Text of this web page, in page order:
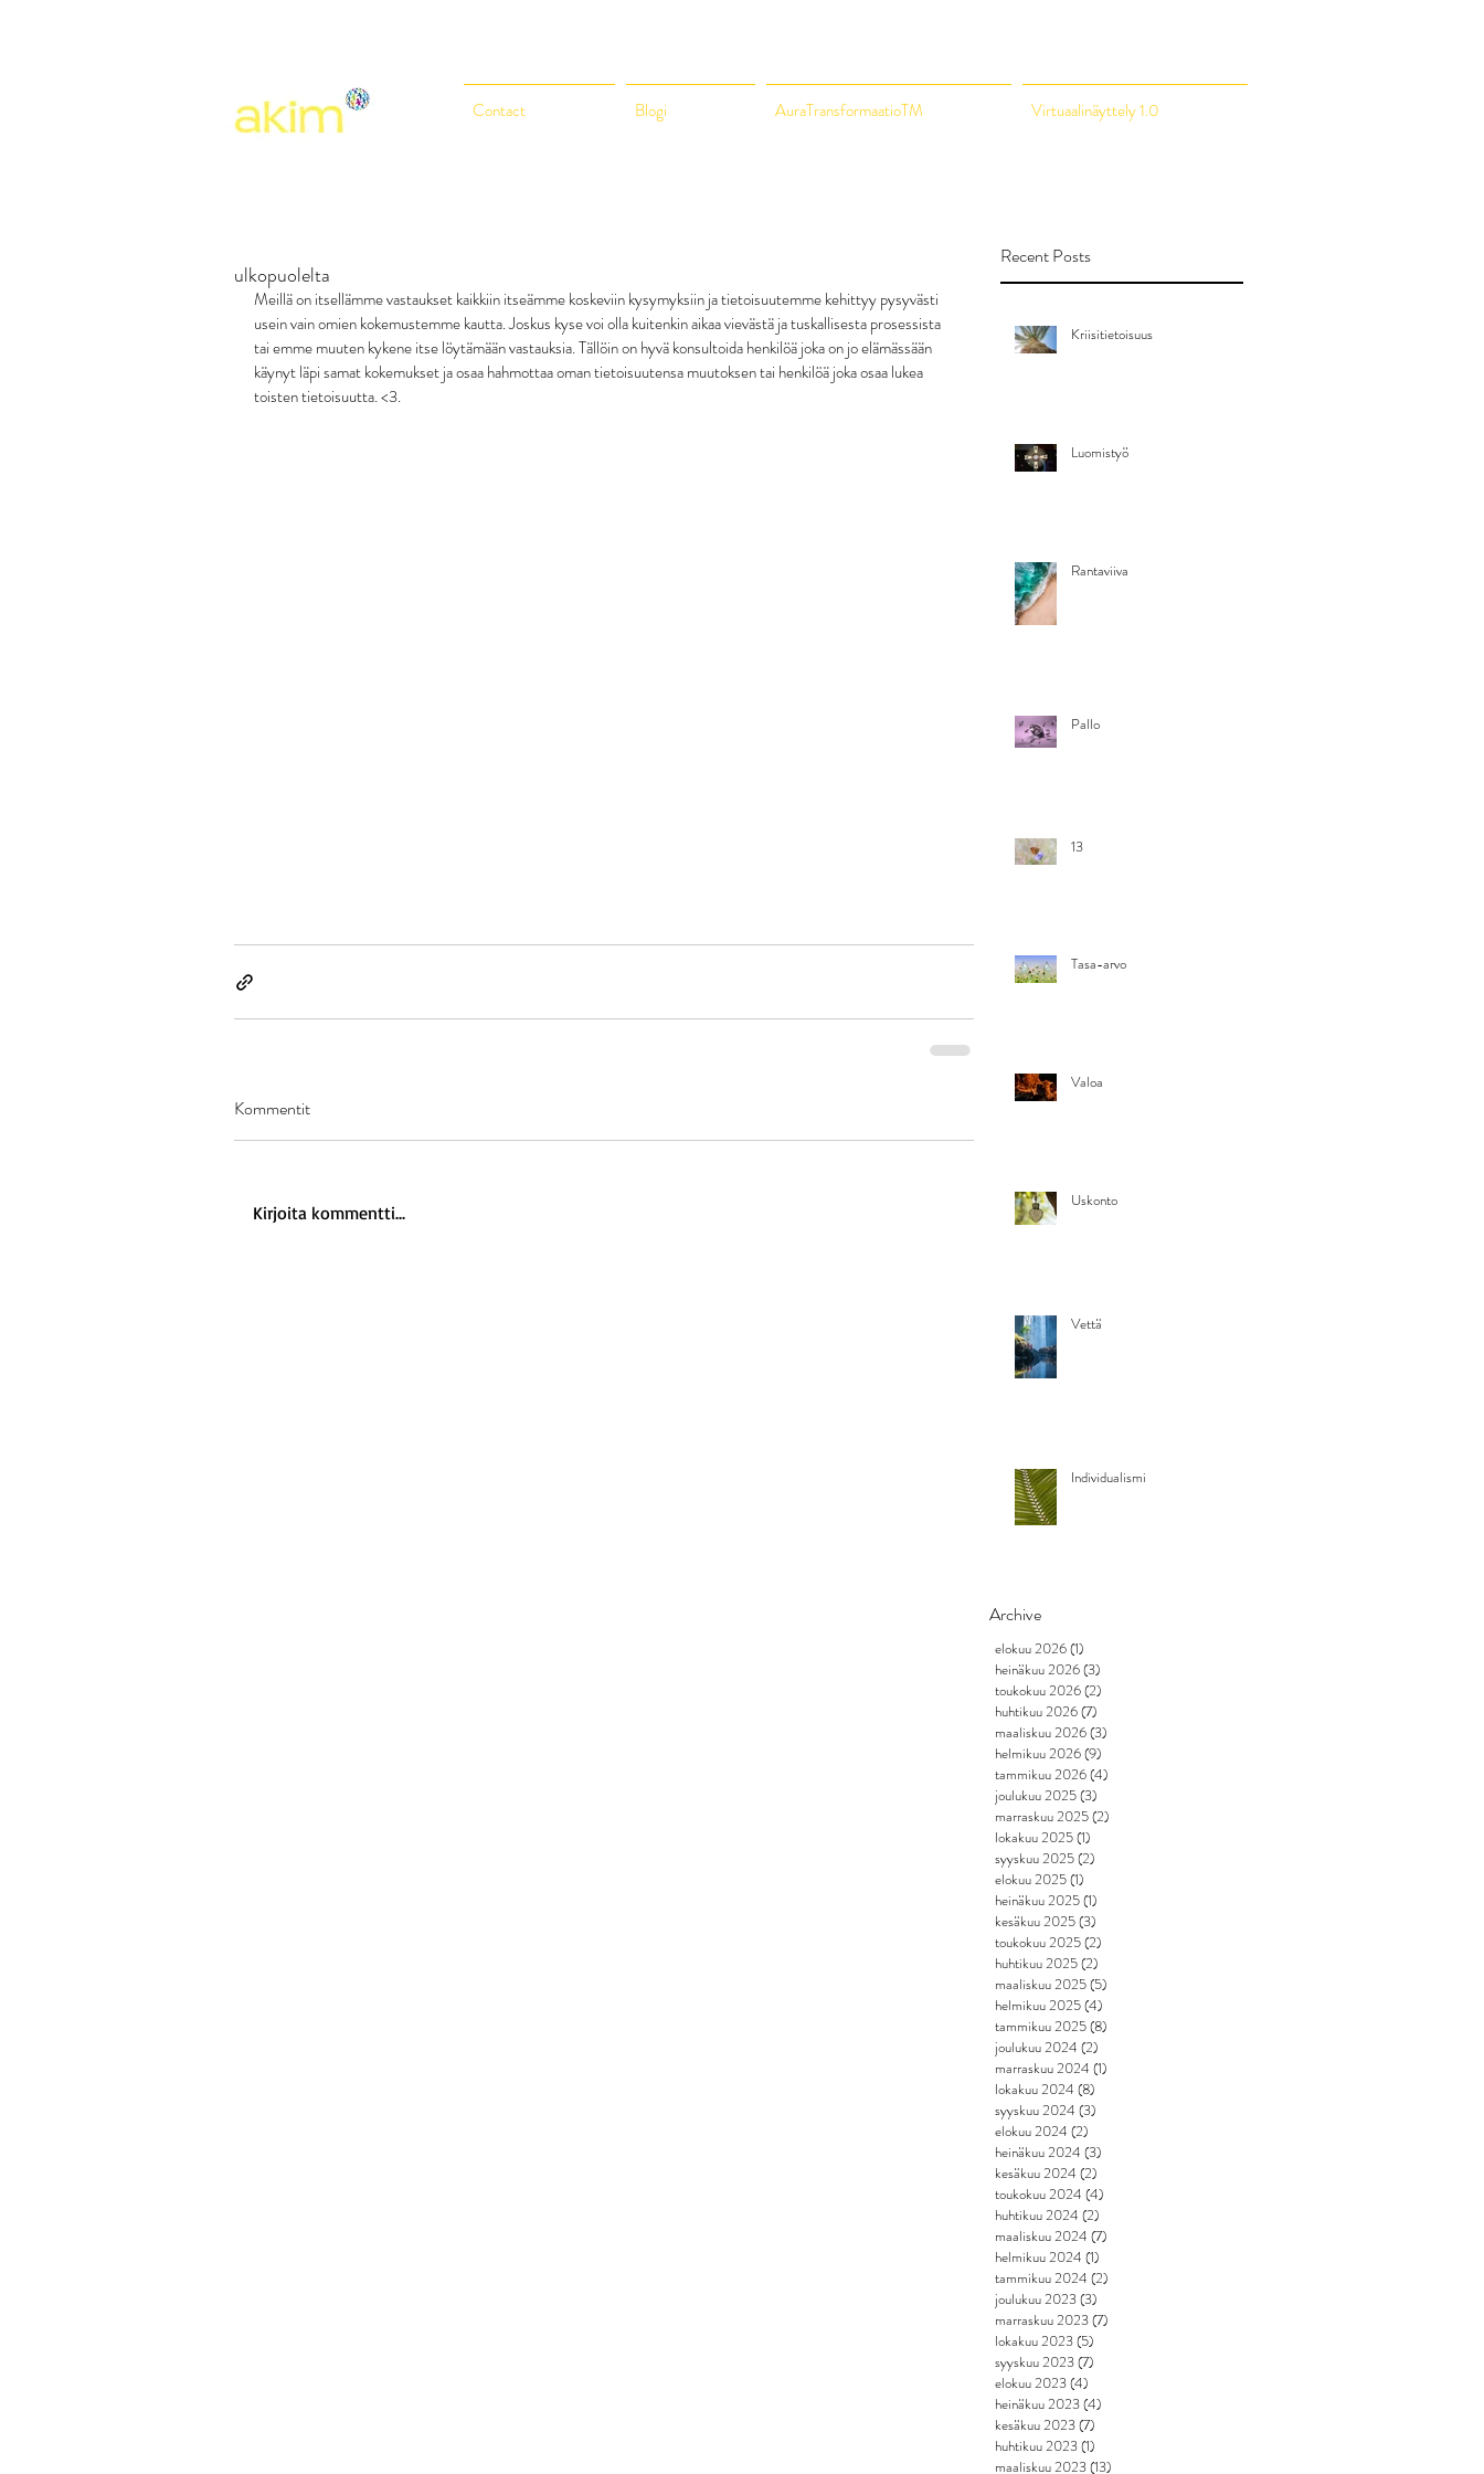
Contact Blogi AuraTransformaatioTM Virtuaalinäyttely 1.0
ulkopuolelta
Meillä on itsellämme vastaukset kaikkiin itseämme koskeviin kysymyksiin ja tietoisuutemme kehittyy pysyvästi
usein vain omien kokemustemme kautta. Joskus kyse voi olla kuitenkin aikaa vievästä ja tuskallisesta prosessista
tai emme muuten kykene itse löytämään vastauksia. Tällöin on hyvä konsultoida henkilöä joka on jo elämässään
käynyt läpi samat kokemukset ja osaa hahmottaa oman tietoisuutensa muutoksen tai henkilöä joka osaa lukea
toisten tietoisuutta. <3.
Kommentit
Kirjoita kommentti...
Recent Posts
Kriisitietoisuus
Luomistyö
Rantaviiva
Pallo
13
Tasa-arvo
Valoa
Uskonto
Vettä
Individualismi
Archive
elokuu 2026(1)
heinäkuu 2026(3)
toukokuu 2026(2)
huhtikuu 2026(7)
maaliskuu 2026(3)
helmikuu 2026(9)
tammikuu 2026(4)
joulukuu 2025(3)
marraskuu 2025(2)
lokakuu 2025(1)
syyskuu 2025(2)
elokuu 2025(1)
heinäkuu 2025(1)
kesäkuu 2025(3)
toukokuu 2025(2)
huhtikuu 2025(2)
maaliskuu 2025(5)
helmikuu 2025(4)
tammikuu 2025(8)
joulukuu 2024 (2)
marraskuu 2024 (1)
lokakuu 2024 (8)
syyskuu 2024 (3)
elokuu 2024 (2)
heinäkuu 2024 (3)
kesäkuu 2024 (2)
toukokuu 2024 (4)
huhtikuu 2024 (2)
maaliskuu 2024 (7)
helmikuu 2024 (1)
tammikuu 2024 (2)
joulukuu 2023(3)
marraskuu 2023(7)
lokakuu 2023(5)
syyskuu 2023(7)
elokuu 2023(4)
heinäkuu 2023(4)
kesäkuu 2023(7)
huhtikuu 2023(1)
maaliskuu 2023(13)